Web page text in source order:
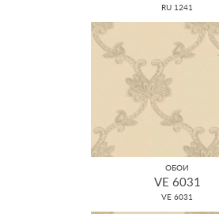
RU 1241
ОБОИ
VE 6031
VE 6031